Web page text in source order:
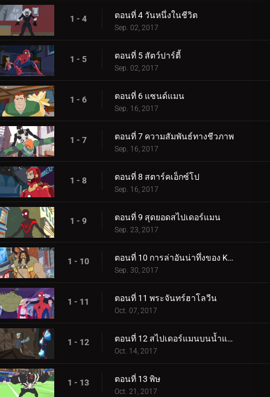
1 - 4 ตอนที่ 4 วันหนึ่งในชีวิต
Sep. 02, 2017
1 - 5 ตอนที่ 5 สัตว์ปาร์ตี้
Sep. 02, 2017
1 - 6 ตอนที่ 6 แซนด์แมน
Sep. 16, 2017
1 - 7 ตอนที่ 7 ความสัมพันธ์ทางชีวภาพ
Sep. 16, 2017
1 - 8 ตอนที่ 8 สตาร์คเอ็กซ์โป
Sep. 16, 2017
1 - 9 ตอนที่ 9 สุดยอดสไปเดอร์แมน
Sep. 23, 2017
1 - 10 ตอนที่ 10 การล่าอันน่าทึ่งของ Kraven
Sep. 30, 2017
1 - 11 ตอนที่ 11 พระจันทร์ฮาโลวีน
Oct. 07, 2017
1 - 12 ตอนที่ 12 สไปเดอร์แมนบนน้ำแข็ง
Oct. 14, 2017
1 - 13 ตอนที่ 13 พิษ
Oct. 21, 2017